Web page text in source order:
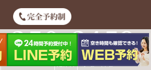
10:00～19:00 定休日